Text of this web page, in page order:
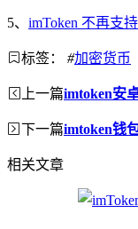
5、 imToken 不再支
标签： #加密货币
上一篇imtoken安
下一篇imtoken钱
相关文章